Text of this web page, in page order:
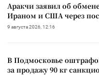
Аракчи заявил об
Ираном и США через
9 августа 2026, 12:16
В Подмосковье
за продажу 90 кг